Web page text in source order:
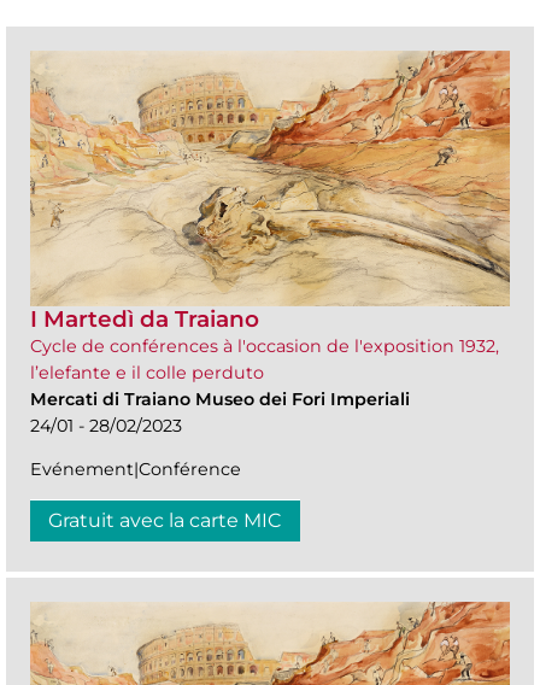
I Martedì da Traiano
Cycle de conférences à l'occasion de l'exposition 1932,
l’elefante e il colle perduto
Mercati di Traiano Museo dei Fori Imperiali
24/01 - 28/02/2023
Evénement|Conférence
Gratuit avec la carte MIC